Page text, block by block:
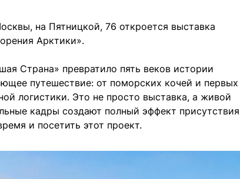
на Пятницкой, 76 откроется выставка
Арктики».
Страна» превратило пять веков истории
путешествие: от поморских кочей и первых
логистики. Это не просто выставка, а живой
кадры создают полный эффект
и посетить этот проект.